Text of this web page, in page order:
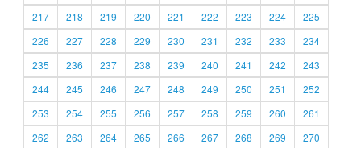
217
218 219 220 221 222 223 224
225
226
227 228 229 230 231 232 233
234
235
236 237 238 239 240 241 242
243
244
245 246 247 248 249 250 251
252
253
254 255 256 257 258 259 260
261
262
263 264 265 266 267 268 269 270